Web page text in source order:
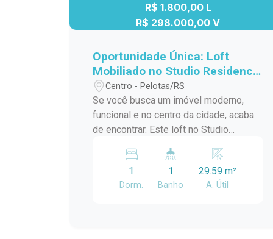
R$ 1.800,00 L
R$ 298.000,00 V
Oportunidade Única: Loft
Mobiliado no Studio Residence
PlusCentro - Pelotas/RS
Se você busca um imóvel moderno,
funcional e no centro da cidade, acaba
de encontrar. Este loft no Studio
contemporâneo à conveniência de
morar perto de tudo. O espaço foi
planejado para maximizar o conforto e a
1
Dorm.
1
Banho
29.59 m²
A. Útil